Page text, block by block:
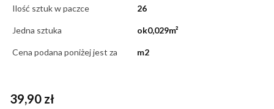
Ilość sztuk w paczce 26
Jedna sztuka ok0,029m²
Cena podana poniżej jest za m2
Cena
39,90 zł